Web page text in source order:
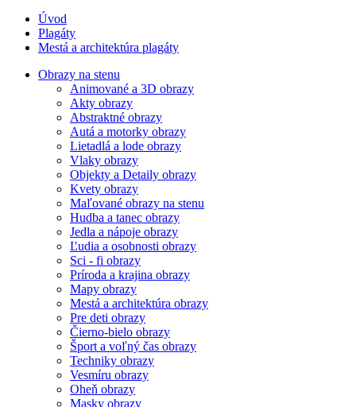
Úvod
Plagáty
Mestá a architektúra plagáty
Obrazy na stenu
Animované a 3D obrazy
Akty obrazy
Abstraktné obrazy
Autá a motorky obrazy
Lietadlá a lode obrazy
Vlaky obrazy
Objekty a Detaily obrazy
Kvety obrazy
Maľované obrazy na stenu
Hudba a tanec obrazy
Jedla a nápoje obrazy
Ľudia a osobnosti obrazy
Sci - fi obrazy
Príroda a krajina obrazy
Mapy obrazy
Mestá a architektúra obrazy
Pre deti obrazy
Čierno-bielo obrazy
Šport a voľný čas obrazy
Techniky obrazy
Vesmíru obrazy
Oheň obrazy
Masky obrazy